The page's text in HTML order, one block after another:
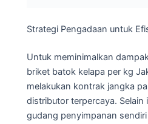
Strategi Pengadaan untuk
Untuk meminimalkan
briket batok kelapa per kg
melakukan kontrak jangka
distributor terpercaya. Selain
gudang penyimpanan